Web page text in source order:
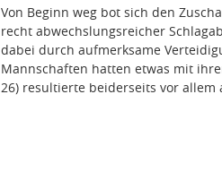
Von Beginn weg bot sich den
recht abwechslungsreicher
dabei durch aufmerksame
Mannschaften hatten etwas mit
26) resultierte beiderseits vor